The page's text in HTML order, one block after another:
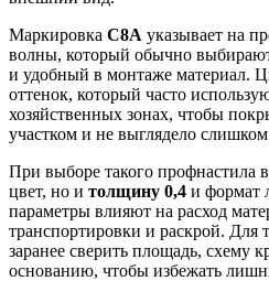
Маркировка С8А указывает на
волны, который обычно
и удобный в монтаже материал.
оттенок, который часто
хозяйственных зонах, чтобы
участком и не выглядело слишком
При выборе такого профнастила
цвет, но и толщину 0,4 и формат
параметры влияют на расход
транспортировки и раскрой. Для
заранее сверить площадь, схему
основанию, чтобы избежать